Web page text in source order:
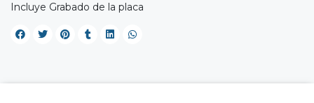
Incluye Grabado de la placa